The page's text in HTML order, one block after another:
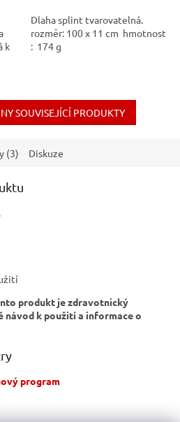
k
Dlaha splint tvarovatelná.
rozměr: 100 x 11 cm hmotnost
: 174 g
SOUVISEJÍCÍ PRODUKTY
(3) Diskuze
produkt je zdravotnický
návod k použití a informace o
program